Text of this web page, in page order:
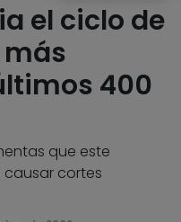
el ciclo de
400
que este
cortes